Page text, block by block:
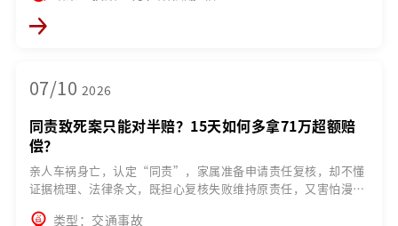
07/10 2026
同责致死案只能对半赔？15天如何多拿71万超额赔
偿？
亲人车祸身亡，认定“同责”，家属准备申请责任复核，却不懂
证据梳理、法律条文，既担心复核失败维持原责任，又害怕漫长
类型：交通事故